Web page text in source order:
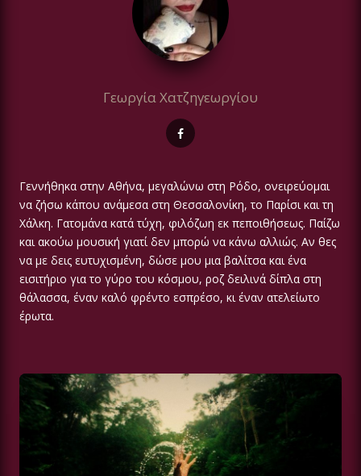
Γεωργία Χατζηγεωργίου
Γεννήθηκα στην Αθήνα, μεγαλώνω στη Ρόδο, ονειρεύομαι
να ζήσω κάπου ανάμεσα στη Θεσσαλονίκη, το Παρίσι και τη
Χάλκη. Γατομάνα κατά τύχη, φιλόζωη εκ πεποιθήσεως. Παίζω
και ακούω μουσική γιατί δεν μπορώ να κάνω αλλιώς. Αν θες
να με δεις ευτυχισμένη, δώσε μου μια βαλίτσα και ένα
εισιτήριο για το γύρο του κόσμου, ροζ δειλινά δίπλα στη
θάλασσα, έναν καλό φρέντο εσπρέσο, κι έναν ατελείωτο
έρωτα.